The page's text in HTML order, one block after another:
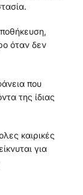
όταν δεν
που
της ίδιας
καιρικές
για